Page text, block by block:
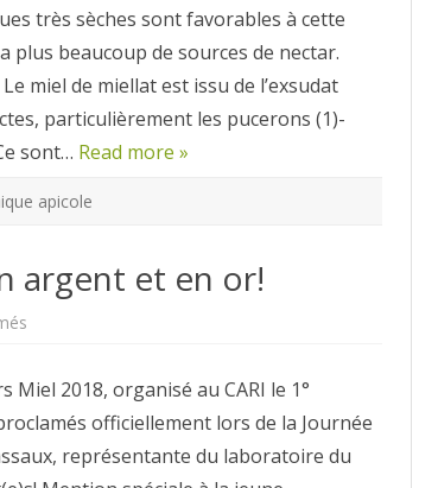
très sèches sont favorables à cette
a plus beaucoup de sources de nectar.
miel de miellat est issu de l’exsudat
particulièrement les pucerons (1)-
sont… Read more »
apicole
argent et en or!
bronze,
en
argent
et
en
or!
Miel 2018, organisé au CARI le 1°
officiellement lors de la Journée
représentante du laboratoire du